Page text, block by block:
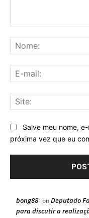
Salve meu nome,
próxima vez que eu
bong88 onDeputado
para discutir a